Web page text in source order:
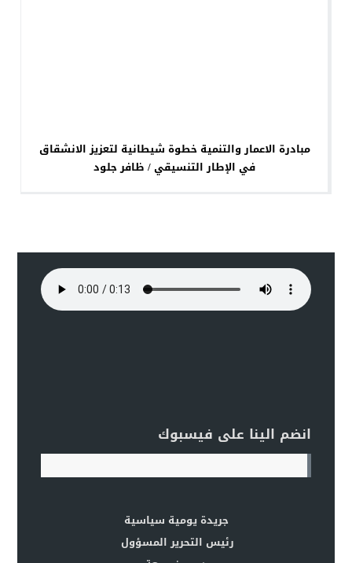
مبادرة الاعمار والتنمية خطوة شيطانية لتعزيز الانشقاق
في الإطار التنسيقي / ظافر جلود
انضم الينا على فيسبوك
جريدة يومية سياسية
رئيس التحرير المسؤول